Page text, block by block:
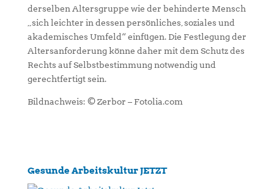
derselben Altersgruppe wie der behinderte Mensch
„sich leichter in dessen persönliches, soziales und
akademisches Umfeld“ einfügen. Die Festlegung der
Altersanforderung könne daher mit dem Schutz des
Rechts auf Selbstbestimmung notwendig und
gerechtfertigt sein.
Bildnachweis: © Zerbor – Fotolia.com
Gesunde Arbeitskultur JETZT